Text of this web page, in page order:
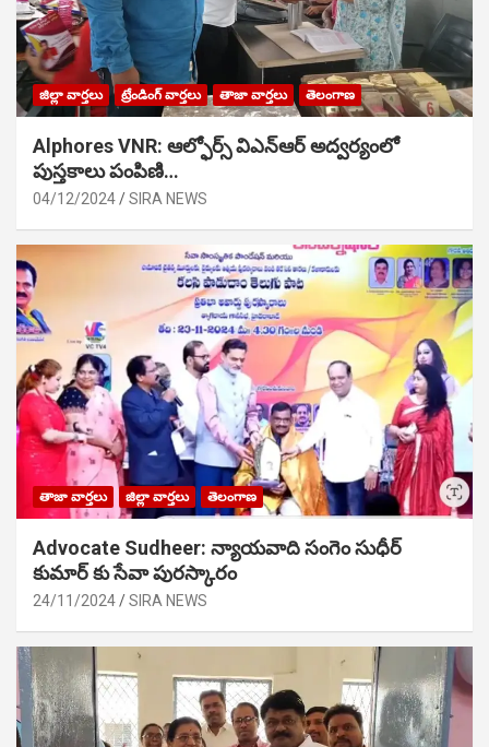
జిల్లా వార్తలు ట్రేండింగ్ వార్తలు తాజా వార్తలు తెలంగాణ
Alphores VNR: ఆల్ఫోర్స్ విఎన్ఆర్ అద్వర్యంలో
పుస్తకాలు పంపిణి…
04/12/2024 SIRA NEWS
తాజా వార్తలు జిల్లా వార్తలు తెలంగాణ
Advocate Sudheer: న్యాయవాది సంగెం సుధీర్
కుమార్ కు సేవా పురస్కారం
24/11/2024 SIRA NEWS